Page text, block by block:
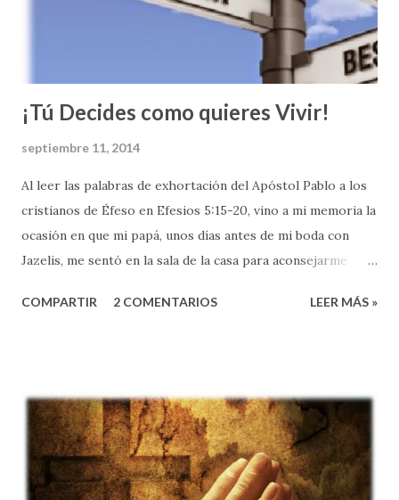
Cristiano”. Las relaciones entre los cristianos es uno de los
temas más prominentes en la segunda parte del Nuevo
¡Tú Decides como quieres Vivir!
septiembre 11, 2014
Al leer las palabras de exhortación del Apóstol Pablo a los
cristianos de Éfeso en Efesios 5:15-20, vino a mi memoria la
ocasión en que mi papá, unos días antes de mi boda con
Jazelis, me sentó en la sala de la casa para aconsejarme
Mi papá, como si hubiera leído este pasaje de la Biblia, me
adulto, como esposo, y eventualmente padre, yo tendría
muchas decisiones que tomar, muchas situaciones difíciles
que enfrentar - y MUCHAS COSAS QUE EVITAR. El me dijo:
"Siempre, piensa las cosas antes de actuar - pues tendrás
COMPARTIR 2 COMENTARIOS LEER MÁS »